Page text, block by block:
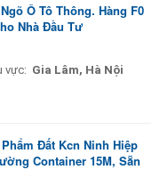
Ô Tô Thông. Hàng F0
Nhà Đầu Tư
vực: Gia Lâm, Hà Nội
Đất Kcn Ninh Hiệp
Container 15M, Sẵn